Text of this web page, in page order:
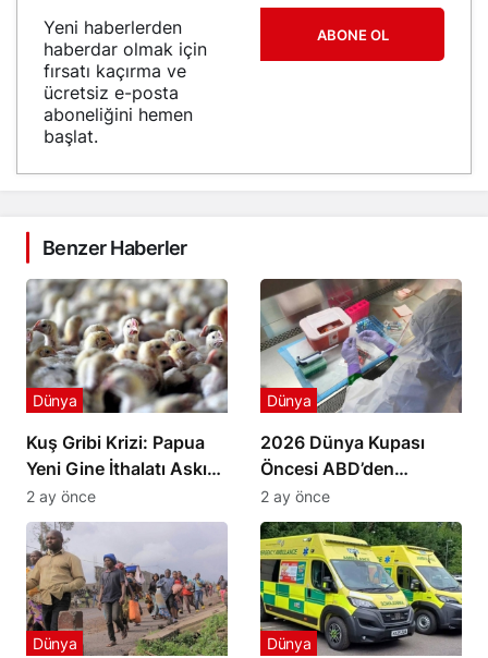
Yeni haberlerden
haberdar olmak için
fırsatı kaçırma ve
ücretsiz e-posta
aboneliğini hemen
başlat.
ABONE OL
Benzer Haberler
Kuş Gribi Krizi: Papua
Yeni Gine İthalatı Askıya
Aldı
Dünya
2 ay önce
2026 Dünya Kupası
Öncesi ABD’den
Havalimanlarında Ebola
Önlemi
Dünya
2 ay önce
Dünya Dünya